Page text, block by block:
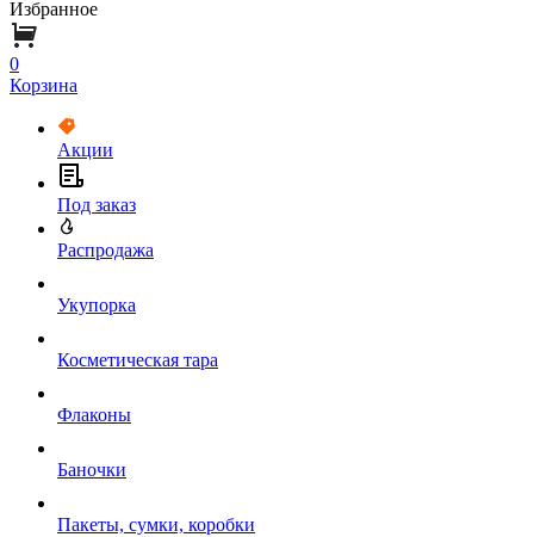
Избранное
0
Корзина
Акции
Под заказ
Распродажа
Укупорка
Косметическая тара
Флаконы
Баночки
Пакеты, сумки, коробки